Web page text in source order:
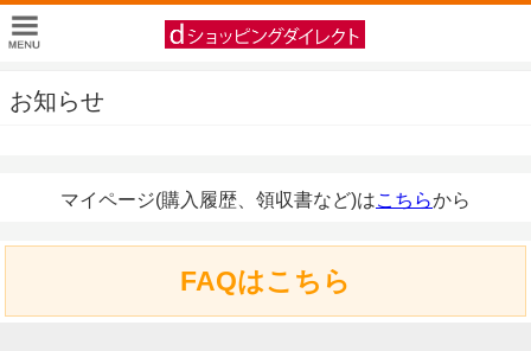
お知らせ
マイページ(購入履歴、領収書など)はこちらから
FAQはこちら